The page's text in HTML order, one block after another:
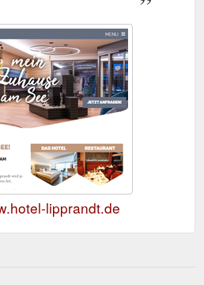
lipprandt.de